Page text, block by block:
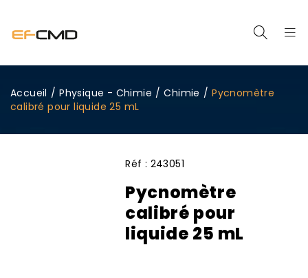
Accueil / Physique - Chimie / Chimie / Pycnomètre
calibré pour liquide 25 mL
Réf : 243051
Pycnomètre
calibré pour
liquide 25 mL